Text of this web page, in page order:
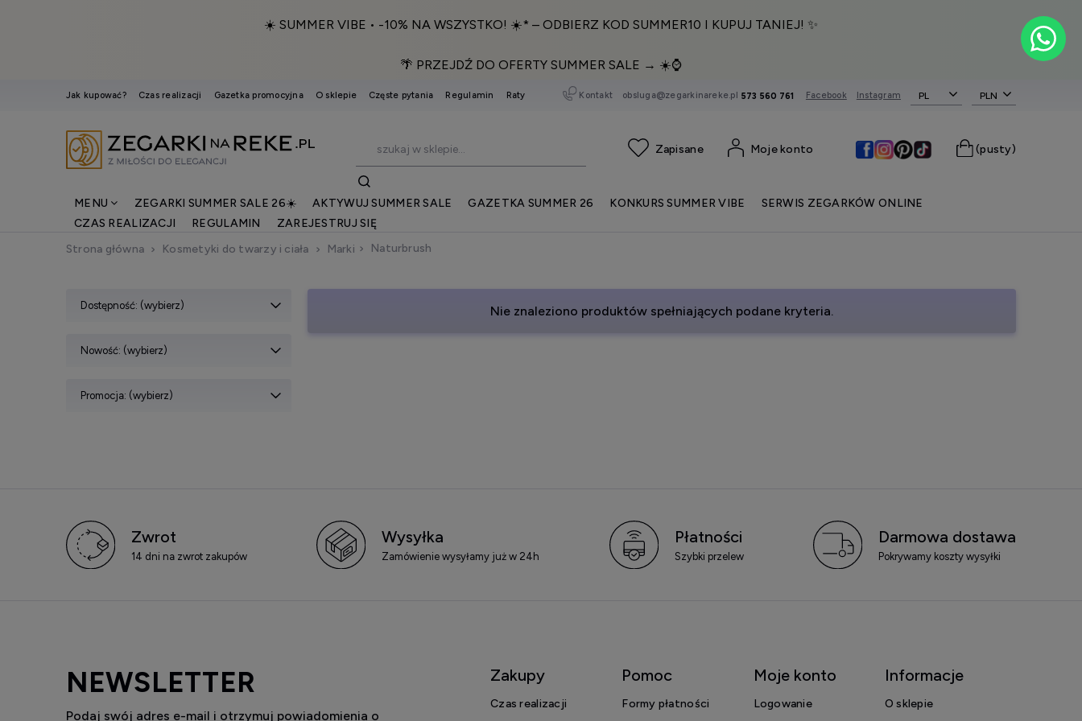
☀️ SUMMER VIBE • -10% NA WSZYSTKO! ☀️* – ODBIERZ KOD SUMMER10 I KUPUJ TANIEJ! ✨
🌴 PRZEJDŹ DO OFERTY SUMMER SALE → ☀️⌚️
Jak kupować? Czas realizacji Gazetka promocyjna O sklepie Częste pytania Regulamin Raty Kontakt obsluga@zegarkinareke.pl 573 560 761 Facebook Instagram PL
(pusty)
Moje konto
MENU ZEGARKI SUMMER SALE 26☀️ AKTYWUJ SUMMER SALE GAZETKA SUMMER 26 KONKURS SUMMER VIBE
SERWIS ZEGARKÓW ONLINE
CZAS REALIZACJI
REGULAMIN
ZAREJESTRUJ SIĘ
Strona główna
Kosmetyki do twarzy i ciała Marki Naturbrush
Dostępność: (wybierz)
Nowość: (wybierz)
Promocja: (wybierz)
Nie znaleziono produktów spełniających podane kryteria.
Zwrot
14 dni na zwrot zakupów
Wysyłka
Zamówienie wysyłamy już w 24h
Płatności
Szybki przelew
Darmowa dostawa
Pokrywamy koszty wysyłki
NEWSLETTER
Podaj swój adres e-mail i otrzymuj powiadomienia o
Zakupy
Czas realizacji
Pomoc
Formy płatności
Moje konto
Logowanie
Informacje
O sklepie